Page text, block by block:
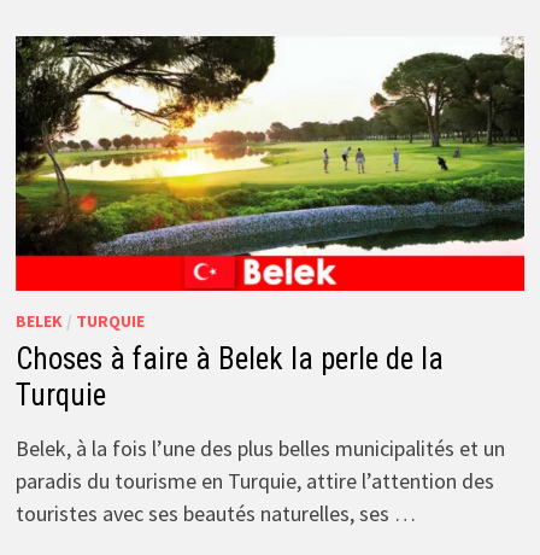
BELEK/ TURQUIE
Choses à faire à Belek la perle de la
Turquie
Belek, à la fois l’une des plus belles municipalités et un
paradis du tourisme en Turquie, attire l’attention des
touristes avec ses beautés naturelles, ses …